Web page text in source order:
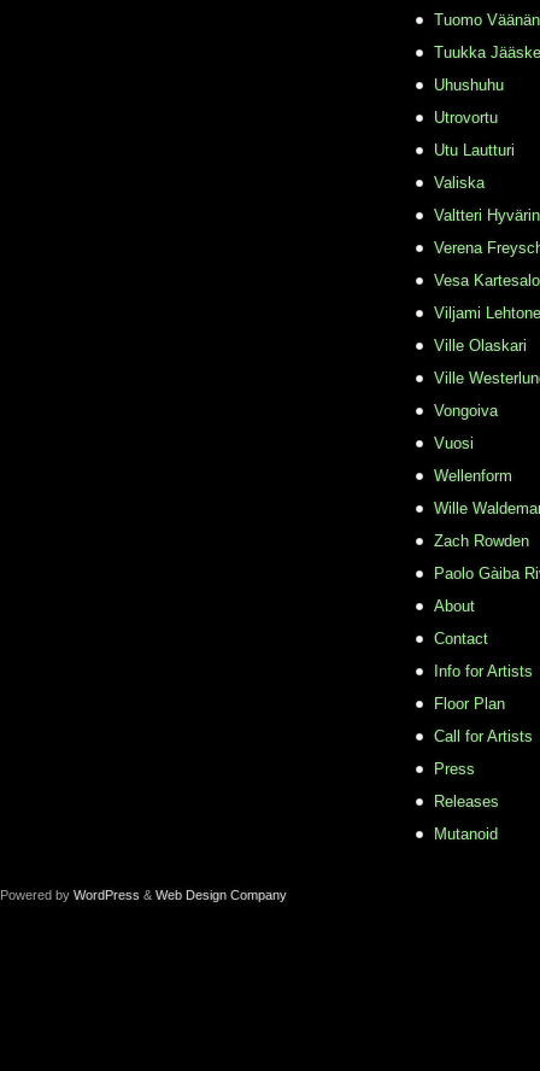
Tuomo
Tuukka
Uhushuhu
Utrovortu
Utu Lautturi
Valiska
Valtteri
Verena
Vesa Kartesalo
Viljami
Ville Olaskari
Ville
Vongoiva
Vuosi
Wellenform
Wille
Zach Rowden
​Paolo Gàiba
About
Contact
Info for Artists
Floor Plan
Call for Artists
Press
Releases
Mutanoid
Powered by WordPress & Web Design Company